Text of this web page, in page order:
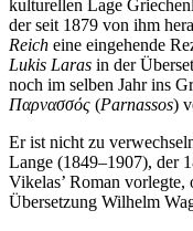
kulturellen Lage
der seit 1879 von ihm
Reich eine eingehende
Lukis Laras in der
noch im selben Jahr ins
Παρνασσός (Parnassos)
Er ist nicht zu
Lange (1849–1907), der
Vikelas’ Roman vorlegte,
Übersetzung Wilhelm